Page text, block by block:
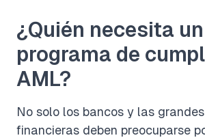
¿Quién necesita un
programa de
AML?
No solo los bancos y las
financieras deben preocuparse